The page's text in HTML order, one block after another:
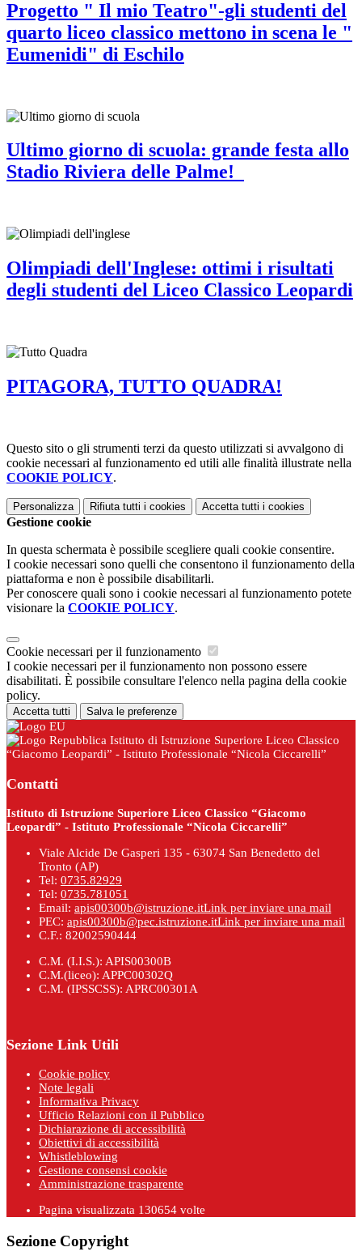
Progetto " Il mio Teatro"-gli studenti del
quarto liceo classico mettono in scena le "
Eumenidi" di Eschilo
Ultimo giorno di scuola: grande festa allo
Stadio Riviera delle Palme!
Olimpiadi dell'Inglese: ottimi i risultati
degli studenti del Liceo Classico Leopardi
PITAGORA, TUTTO QUADRA!
Questo sito o gli strumenti terzi da questo utilizzati si avvalgono di
cookie necessari al funzionamento ed utili alle finalità illustrate nella
COOKIE POLICY.
Personalizza Rifiuta tutti i cookies Accetta tutti i cookies
Gestione cookie
In questa schermata è possibile scegliere quali cookie consentire.
I cookie necessari sono quelli che consentono il funzionamento della
piattaforma e non è possibile disabilitarli.
Per conoscere quali sono i cookie necessari al funzionamento potete
visionare la COOKIE POLICY.
Cookie necessari per il funzionamento
I cookie necessari per il funzionamento non possono essere
disabilitati. È possibile consultare l'elenco nella pagina della cookie
policy.
Accetta tutti Salva le preferenze
Istituto di Istruzione Superiore Liceo Classico
“Giacomo Leopardi” - Istituto Professionale “Nicola Ciccarelli”
Contatti
Istituto di Istruzione Superiore Liceo Classico “Giacomo
Leopardi” - Istituto Professionale “Nicola Ciccarelli”
Viale Alcide De Gasperi 135 - 63074 San Benedetto del
Tronto (AP)
Tel: 0735.82929
Tel: 0735.781051
Email: apis00300b@istruzione.itLink per inviare una mail
PEC: apis00300b@pec.istruzione.itLink per inviare una mail
C.F.: 82002590444
C.M. (I.I.S.): APIS00300B
C.M.(liceo): APPC00302Q
C.M. (IPSSCSS): APRC00301A
Sezione Link Utili
Cookie policy
Note legali
Informativa Privacy
Ufficio Relazioni con il Pubblico
Dichiarazione di accessibilità
Obiettivi di accessibilità
Whistleblowing
Gestione consensi cookie
Amministrazione trasparente
Pagina visualizzata 130654 volte
Sezione Copyright